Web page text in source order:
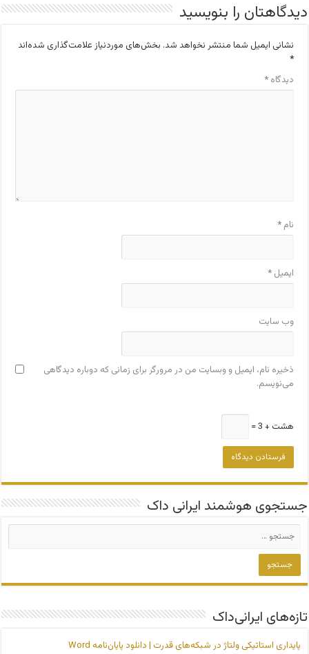
دیدگاهتان را بنویسید
نشانی ایمیل شما منتشر نخواهد شد. بخش‌های موردنیاز علامت‌گذاری شده‌اند
*
دیدگاه*
نام*
ایمیل*
وب‌ سایت
ذخیره نام، ایمیل و وبسایت من در مرورگر برای زمانی که دوباره دیدگاهی
می‌نویسم.
هشت + 3 =
جستجوی هوشمند ایرانی داک
تازه‌های ایرانی‌داک
پایداری استاتیکی ولتاژ در شبکه‌های قدرت | دانلود پایان‌نامه Word